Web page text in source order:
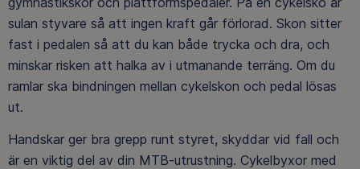
sulan styvare så att ingen kraft går förlorad. Skon sitter
fast i pedalen så att du kan både trycka och dra, och
minskar risken att halka av i utmanande terräng. Om du
ramlar ska bindningen mellan cykelskon och pedal lösas
ut.
Handskar ger bra grepp runt styret, skyddar vid fall och
är en viktig del av din MTB-utrustning. Cykelbyxor med